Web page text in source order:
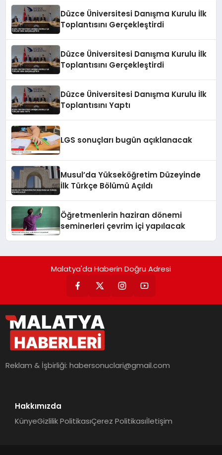
Düzce Üniversitesi Danışma Kurulu İlk
Toplantısını Gerçekleştirdi
Düzce Üniversitesi Danışma Kurulu İlk
Toplantısını Gerçekleştirdi
Düzce Üniversitesi Danışma Kurulu İlk
Toplantısını Yaptı
LGS sonuçları bugün açıklanacak
Musul’da Yükseköğretim Düzeyinde
İlk Türkçe Bölümü Açıldı
Öğretmenlerin haziran dönemi
seminerleri çevrim içi yapılacak
Malatya'da Haberin Doğru Adresi
Reklam & İşbirliği:habersonuclari@gmail.com
Hakkımızda
KünyeGizlilik PolitikasıÇerez Politikasıİletişim